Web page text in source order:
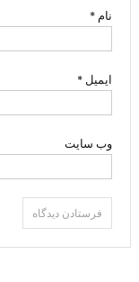
نام*
ایمیل *
وب‌ سایت